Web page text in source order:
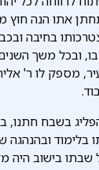
אתו הנה חוץ
בחיבה
ובכל משך
מספק לו ר'
בשבח חתנו,
בלימוד ובהנהגה
שבתו בישוב היה